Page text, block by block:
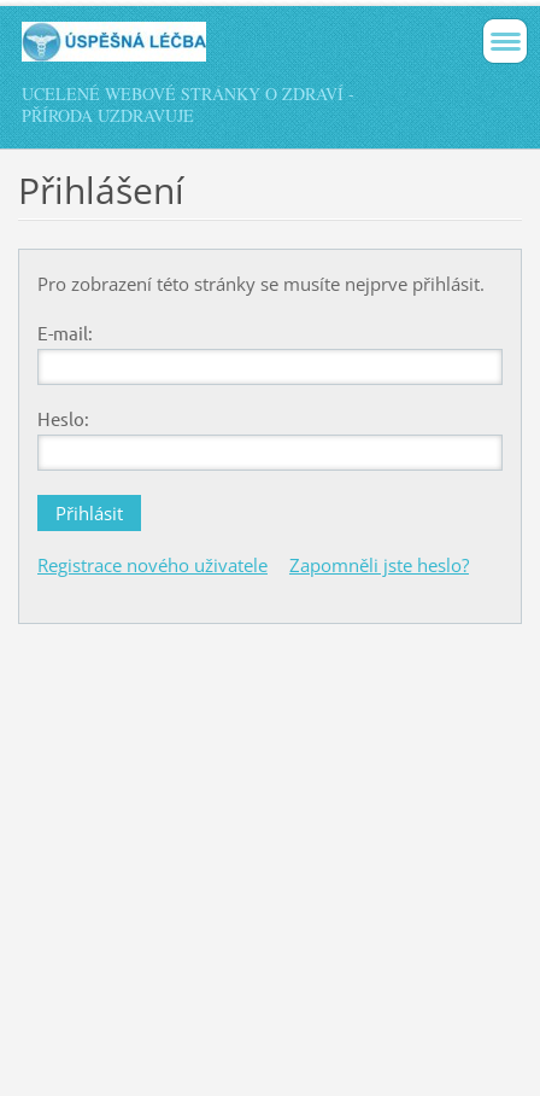
UCELENÉ WEBOVÉ STRÁNKY O ZDRAVÍ -
PŘÍRODA UZDRAVUJE
Přihlášení
Pro zobrazení této stránky se musíte nejprve přihlásit.
E-mail:
Heslo:
Registrace nového uživatele Zapomněli jste heslo?